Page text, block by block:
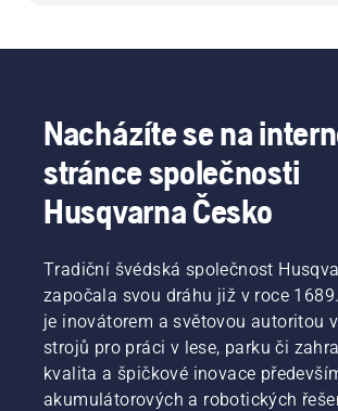
Nacházíte se na
stránce společnosti
Husqvarna Česko
Tradiční švédská společnost
započala svou dráhu již v roce
je inovátorem a světovou autoritou
strojů pro práci v lese, parku či
kvalita a špičkové inovace
akumulátorových a robotických